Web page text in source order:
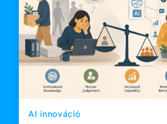
AI innováció